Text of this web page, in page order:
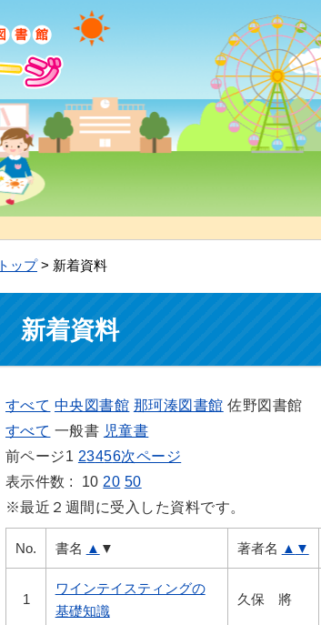
トップ> 新着資料
新着資料
すべて 中央図書館 那珂湊図書館 佐野図書館
すべて 一般書 児童書
前ページ1 23456次ページ
表示件数 : 10 20 50
※最近２週間に受入した資料です。
No. 書名 ▲ ▼ 著者名 ▲ ▼
1
ワインテイスティングの
基礎知識
久保 將